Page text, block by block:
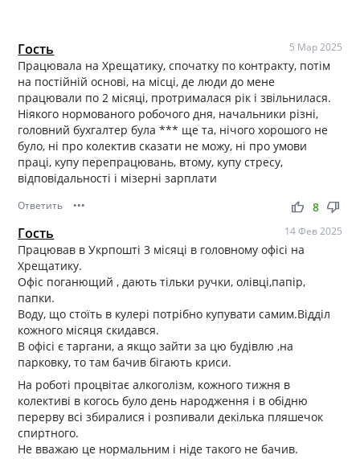
Гость 5 Мар 2025
Працювала на Хрещатику, спочатку по контракту, потім
на постійній основі, на місці, де люди до мене
працювали по 2 місяці, протрималася рік і звільнилася.
Ніякого нормованого робочого дня, начальники різні,
головний бухгалтер була *** ще та, нічого хорошого не
було, ні про колектив сказати не можу, ні про умови
праці, купу перепрацювань, втому, купу стресу,
відповідальності і мізерні зарплати
Ответить ••• thumb_up thumb_down
8
Гость 14 Фев 2025
Працював в Укрпошті 3 місяці в головному офісі на
Хрещатику.
Офіс поганющий , дають тільки ручки, олівці,папір,
папки.
Воду, що стоїть в кулері потрібно купувати самим.Відділ
кожного місяця скидався.
В офісі є таргани, а якщо зайти за цю будівлю ,на
парковку, то там бачив бігають криси.
На роботі процвітає алкоголізм, кожного тижня в
колективі в когось було день народження і в обідню
перерву всі збиралися і розпивали декілька пляшечок
спиртного.
Не вважаю це нормальним і ніде такого не бачив.